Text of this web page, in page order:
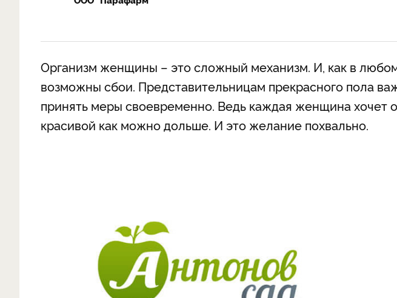
Организм женщины – это сложный механизм. И, как в
возможны сбои. Представительницам прекрасного пола
принять меры своевременно. Ведь каждая женщина хочет
красивой как можно дольше. И это желание похвально.